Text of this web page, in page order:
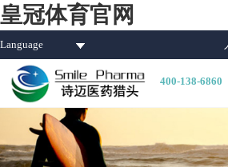
皇冠体育官网
Language
400-138-6860